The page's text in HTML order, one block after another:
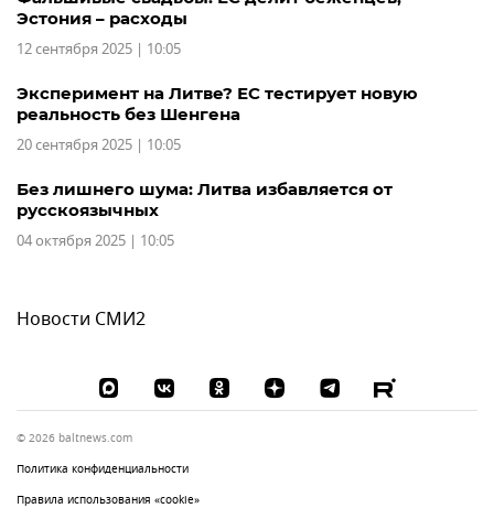
Эстония – расходы
12 сентября 2025 | 10:05
Эксперимент на Литве? ЕС тестирует новую
реальность без Шенгена
20 сентября 2025 | 10:05
Без лишнего шума: Литва избавляется от
русскоязычных
04 октября 2025 | 10:05
Новости СМИ2
© 2026 baltnews.com
Политика конфиденциальности
Правила использования «cookie»